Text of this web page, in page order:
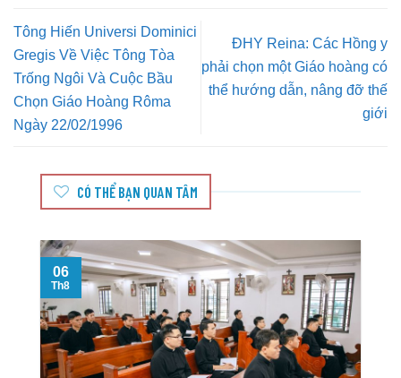
Tông Hiến Universi Dominici
Gregis Về Việc Tông Tòa
Trống Ngôi Và Cuộc Bầu
Chọn Giáo Hoàng Rôma
Ngày 22/02/1996
ĐHY Reina: Các Hồng y
phải chọn một Giáo hoàng có
thể hướng dẫn, nâng đỡ thế
giới
CÓ THỂ BẠN QUAN TÂM
06
Th8